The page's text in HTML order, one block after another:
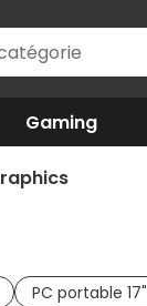
Gaming
PC portable 17"